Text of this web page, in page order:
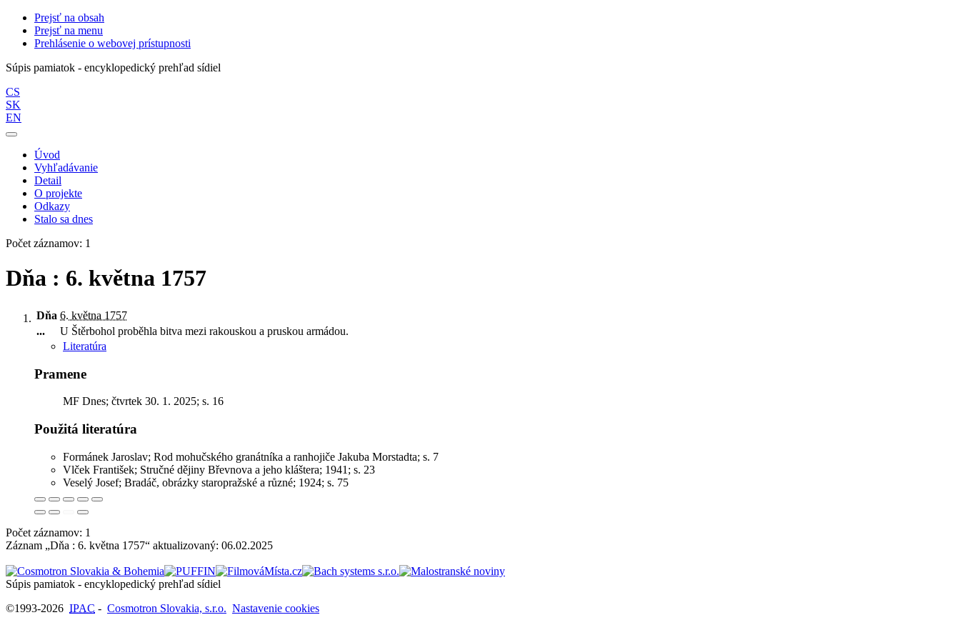
Prejsť na obsah
Prejsť na menu
Prehlásenie o webovej prístupnosti
Súpis pamiatok - encyklopedický prehľad sídiel
CS
SK
EN
Úvod
Vyhľadávanie
Detail
O projekte
Odkazy
Stalo sa dnes
Počet záznamov: 1
Dňa : 6. května 1757
Dňa 6. května 1757
...
U Štěrbohol proběhla bitva mezi rakouskou a pruskou armádou.
Literatúra
Pramene
MF Dnes; čtvrtek 30. 1. 2025; s. 16
Použitá literatúra
Formánek Jaroslav; Rod mohučského granátníka a ranhojiče Jakuba Morstadta; s. 7
Vlček František; Stručné dějiny Břevnova a jeho kláštera; 1941; s. 23
Veselý Josef; Bradáč, obrázky staropražské a různé; 1924; s. 75
Počet záznamov: 1
Záznam „Dňa : 6. května 1757“ aktualizovaný: 06.02.2025
Súpis pamiatok - encyklopedický prehľad sídiel
©1993-2026 IPAC - Cosmotron Slovakia, s.r.o. Nastavenie cookies